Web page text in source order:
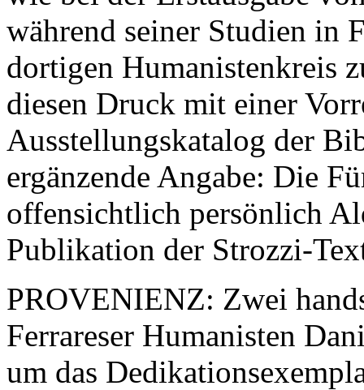
während seiner Studien in
dortigen Humanistenkreis
diesen Druck mit einer
Ausstellungskatalog der
ergänzende Angabe: Die
offensichtlich persönlich
Publikation der Strozzi-
PROVENIENZ: Zwei
Ferrareser Humanisten
um das